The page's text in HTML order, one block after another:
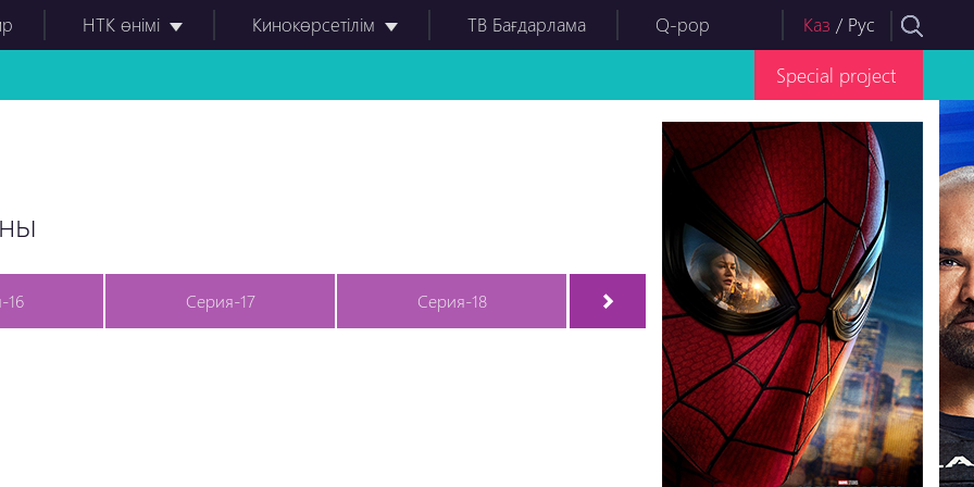
Каз / Рус
НТК өнімі Кинокөрсетілім ТВ Бағдарлама Q-pop
Special project
16 Серия-17 Серия-18 Серия-19 Серия-20